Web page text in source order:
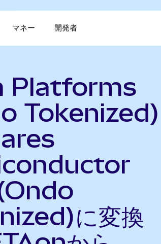
マネー 開発者
Platforms
Tokenized)
に変換